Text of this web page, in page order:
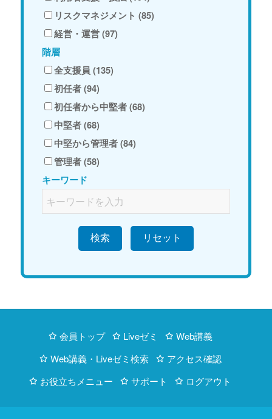
リスクマネジメント (85)
経営・運営 (97)
階層
全支援員 (135)
初任者 (94)
初任者から中堅者 (68)
中堅者 (68)
中堅から管理者 (84)
管理者 (58)
キーワード
検索
会員トップ Liveゼミ
Web講義
Web講義・Liveゼミ検索
アクセス確認
お役立ちメニュー
サポート ログアウト